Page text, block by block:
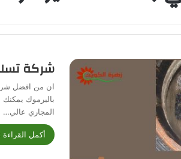
شركة
ان من افضل
باليرموك
المجاري عالي…
أكمل القراءة